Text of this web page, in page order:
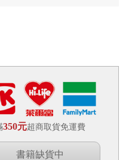
350元超商取貨免運費
書籍缺貨中